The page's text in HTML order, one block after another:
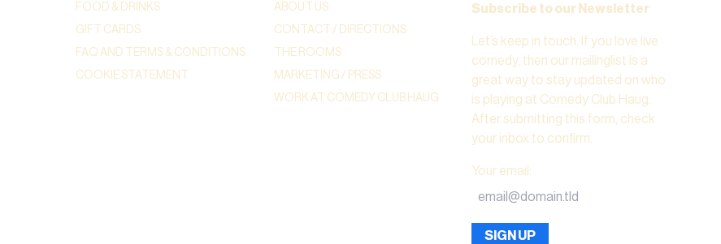
FOOD & DRINKS
GIFT CARDS
FAQ AND TERMS & CONDITIONS
COOKIE STATEMENT
ABOUT US
CONTACT / DIRECTIONS
THE ROOMS
MARKETING / PRESS
WORK AT COMEDY CLUB HAUG
Subscribe to our Newsletter
Let’s keep in touch. If you love live
comedy, then our mailinglist is a
great way to stay updated on who
is playing at Comedy Club Haug.
After submitting this form, check
your inbox to confirm.
Your email :
SIGN UP